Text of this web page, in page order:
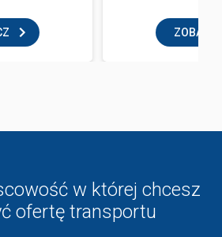
ZOBACZ
w której chcesz
ofertę transportu